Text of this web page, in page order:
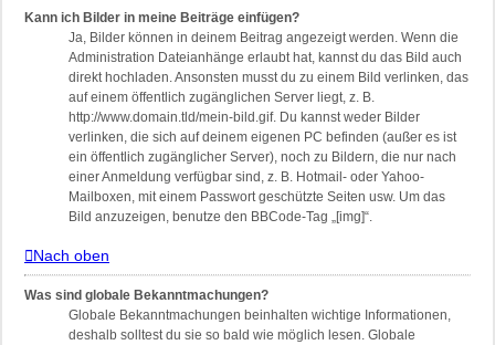
Kann ich Bilder in meine Beiträge einfügen?
Ja, Bilder können in deinem Beitrag angezeigt werden. Wenn die
Administration Dateianhänge erlaubt hat, kannst du das Bild auch
direkt hochladen. Ansonsten musst du zu einem Bild verlinken, das
auf einem öffentlich zugänglichen Server liegt, z. B.
http://www.domain.tld/mein-bild.gif. Du kannst weder Bilder
verlinken, die sich auf deinem eigenen PC befinden (außer es ist
ein öffentlich zugänglicher Server), noch zu Bildern, die nur nach
einer Anmeldung verfügbar sind, z. B. Hotmail- oder Yahoo-
Mailboxen, mit einem Passwort geschützte Seiten usw. Um das
Bild anzuzeigen, benutze den BBCode-Tag „[img]“.
Nach oben
Was sind globale Bekanntmachungen?
Globale Bekanntmachungen beinhalten wichtige Informationen,
deshalb solltest du sie so bald wie möglich lesen. Globale